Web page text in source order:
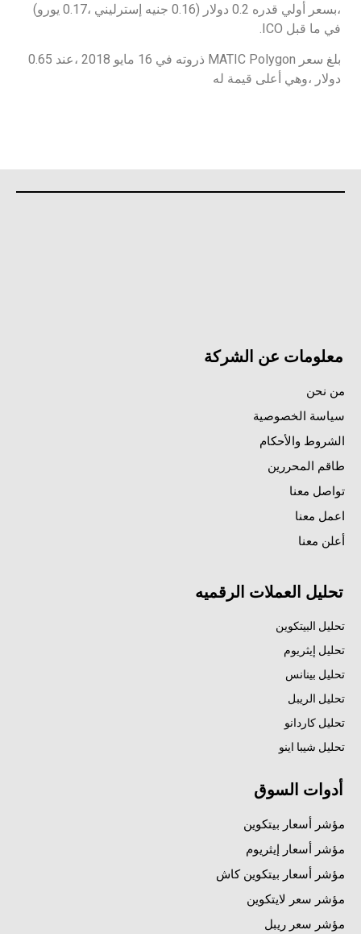
،بسعر أولي قدره 0.2 دولار (0.16 جنيه إسترليني ،0.17 يورو)
في ما قبل ICO.
بلغ سعر MATIC Polygon ذروته في 16 مايو 2018 ،عند 0.65
دولار ،وهي أعلى قيمة له
معلومات عن الشركة
من نحن
سياسة الخصوصية
الشروط والأحكام
طاقم المحررين
تواصل معنا
اعمل معنا
أعلن معنا
تحليل العملات الرقميه
تحليل البيتكوين
تحليل إيثريوم
تحليل بينانس
تحليل الريبل
تحليل كاردانو
تحليل شيبا اينو
أدوات السوق
مؤشر أسعار بيتكوين
مؤشر أسعار إيثريوم
مؤشر أسعار بيتكوين كاش
مؤشر سعر لايتكوين
مؤشر سعر ريبل